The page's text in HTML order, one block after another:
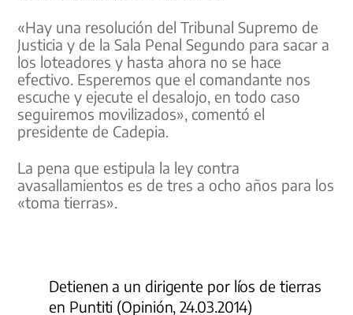
«Hay una resolución del Tribunal Supremo de
Justicia y de la Sala Penal Segundo para sacar a
los loteadores y hasta ahora no se hace
efectivo. Esperemos que el comandante nos
escuche y ejecute el desalojo, en todo caso
seguiremos movilizados», comentó el
presidente de Cadepia.
La pena que estipula la ley contra
avasallamientos es de tres a ocho años para los
«toma tierras».
Detienen a un dirigente por líos de tierras
en Puntiti (Opinión, 24.03.2014)